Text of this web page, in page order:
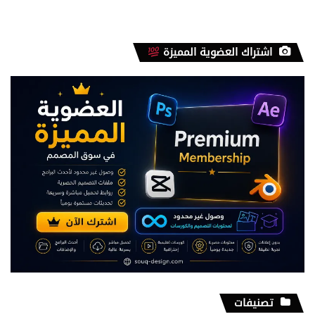
اشتراك العضوية المميزة
تصنيفات